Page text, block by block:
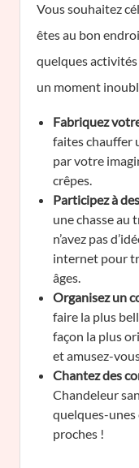
Vous souhaitez
êtes au bon
quelques
un moment
Fabriquez
faites chauffer
par votre
crêpes.
Participez à
une chasse au
n’avez pas
internet pour
âges.
Organisez un
faire la plus
façon la plus
et amusez-
Chantez des
Chandeleur
quelques-unes
proches !